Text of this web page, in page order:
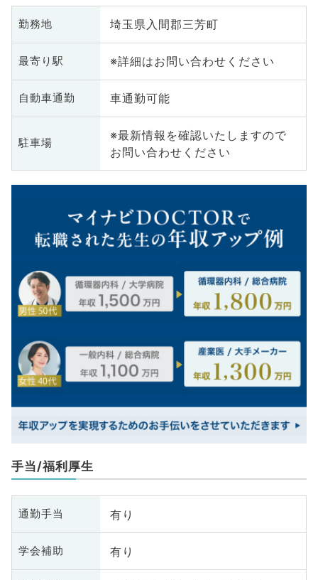
勤務地 埼玉県入間郡三芳町
最寄り駅 ※詳細はお問い合わせください
自動車通勤 車通勤可能
駐車場
※最新情報を確認いたしますので
お問い合わせください
手当/福利厚生
通勤手当 有り
学会補助 有り